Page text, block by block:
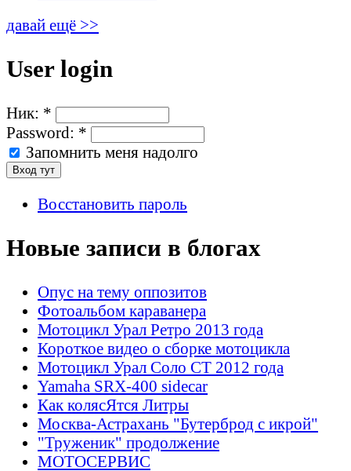
давай ещё >>
User login
Ник: *
Password: *
Запомнить меня надолго
Восстановить пароль
Новые записи в блогах
Опус на тему оппозитов
Фотоальбом караванера
Мотоцикл Урал Ретро 2013 года
Короткое видео о сборке мотоцикла
Мотоцикл Урал Соло СТ 2012 года
Yamaha SRX-400 sidecar
Как колясЯтся Литры
Москва-Астрахань "Бутерброд с икрой"
"Труженик" продолжение
МОТОСЕРВИС